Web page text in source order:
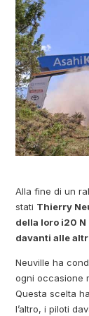
Alla fine di un
stati Thierry
della loro i20
davanti alle
Neuville ha
ogni occasione
Questa scelta
l’altro, i piloti